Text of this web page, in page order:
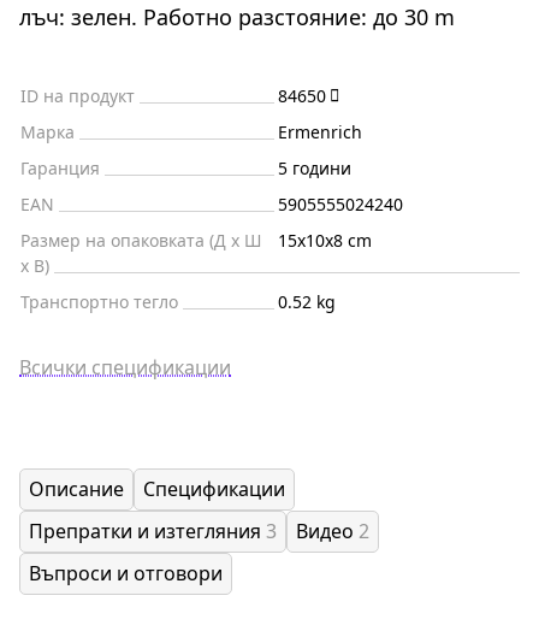
лъч: зелен. Работно разстояние: до 30 m
ID на продукт
84650
Марка
Ermenrich
Гаранция
5 години
EAN
5905555024240
Размер на опаковката (Д x Ш
x В)
15x10x8 cm
Транспортно тегло 0.52 kg
Всички спецификации
Описание
Спецификации
Препратки и изтегляния 3 Видео 2
Въпроси и отговори